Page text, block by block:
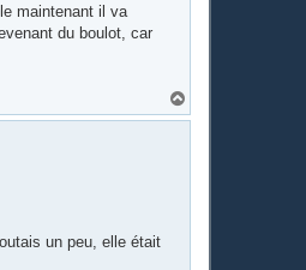
maintenant il va
du boulot, car
a
un peu, elle était